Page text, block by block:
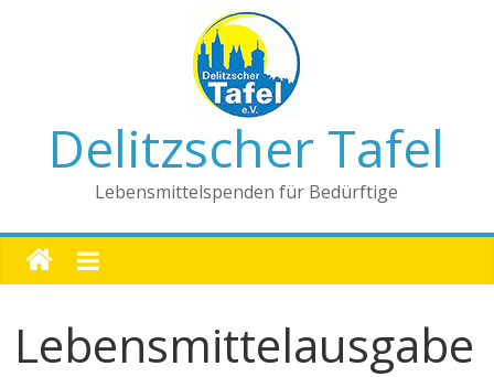
Delitzscher Tafel
Lebensmittelspenden für Bedürftige
Lebensmittelausgabe